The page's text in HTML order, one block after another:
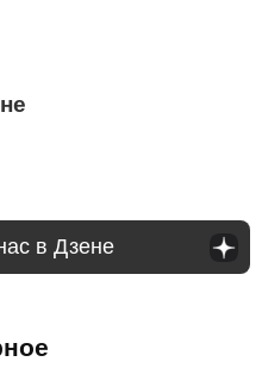
требует убрать доски
он прав или нет
с гаишником неминуемо
с верхней полки
в Дзене